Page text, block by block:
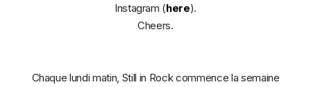
Instagram (here).
Cheers.
Chaque lundi matin, Still in Rock commence la semaine